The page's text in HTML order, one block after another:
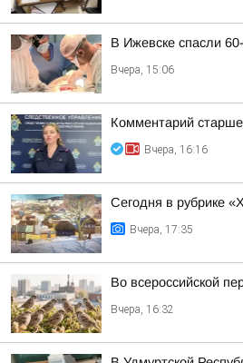
В Ижевске спасли
Вчера, 15:06
Комментарий
Вчера, 16:16
Сегодня в рубрике
Вчера, 17:35
Во всероссийской
Вчера, 16:32